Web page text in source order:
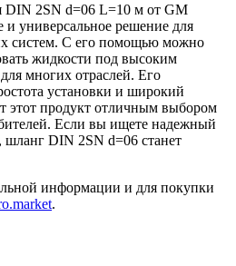
DIN 2SN d=06 L=10 м от GM
и универсальное решение для
систем. С его помощью можно
жидкости под высоким
многих отраслей. Его
установки и широкий
этот продукт отличным выбором
Если вы ищете надежный
шланг DIN 2SN d=06 станет
информации и для покупки
.